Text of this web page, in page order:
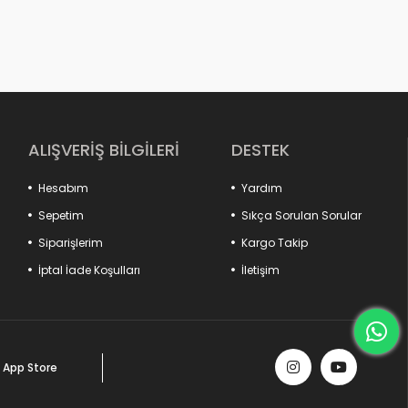
hayatını kolaylaştıracak tüm ürünleri , onların ihtiyaçları ve
prensip edinerek hak ettikleri konforu modern çizgilerle
ALIŞVERİŞ BİLGİLERİ
Hesabım
Sepetim
Siparişlerim
İptal İade Koşulları
DESTEK
Yardım
Sıkça Sorulan Sorular
Kargo Takip
İletişim
App Store